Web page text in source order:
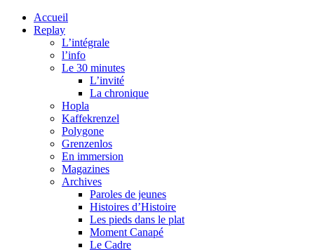
Accueil
Replay
L’intégrale
l’info
Le 30 minutes
L’invité
La chronique
Hopla
Kaffekrenzel
Polygone
Grenzenlos
En immersion
Magazines
Archives
Paroles de jeunes
Histoires d’Histoire
Les pieds dans le plat
Moment Canapé
Le Cadre